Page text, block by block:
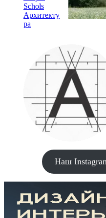
Schols
Архитекту
ра
Наш